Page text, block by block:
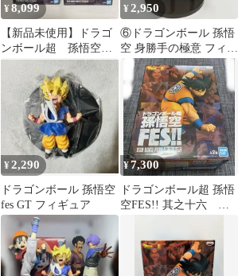
¥8,099
【新品未使用】ドラゴ
ンボール超 孫悟空
FES!! 其之十六 未開
封品 2セット
¥2,950
⑥ドラゴンボール 孫悟
空 身勝手の極意 フィギ
ュア
¥2,290
ドラゴンボール 孫悟空
fes GT フィギュア
¥7,300
ドラゴンボール超 孫悟
空FES!! 其之十六 新